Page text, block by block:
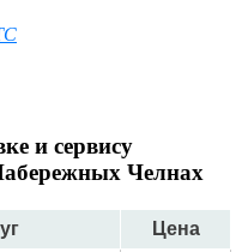
и сервису
Челнах
Цена